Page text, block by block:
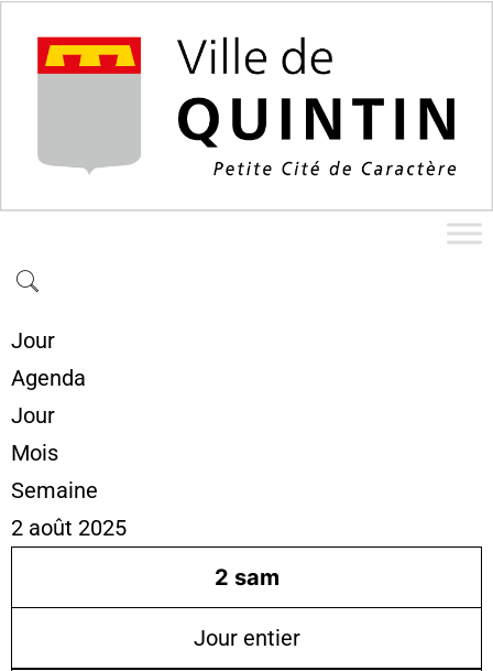
Jour
Agenda
Jour
Mois
Semaine
2 août 2025
2 sam
Jour entier